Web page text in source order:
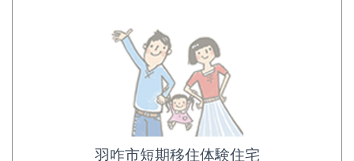
羽咋市短期移住体験住宅